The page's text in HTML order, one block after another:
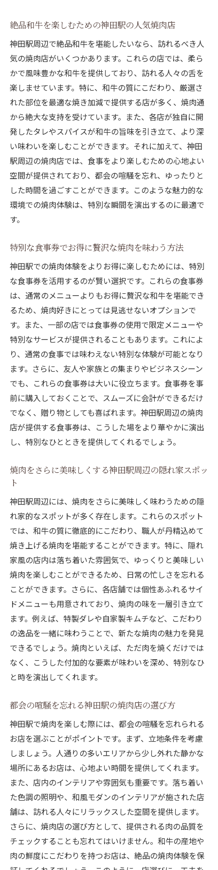
和牛の香り漂う神田駅での理想的な夜の過
焼肉食事券で叶える神田駅の特別体験
神田駅で使える焼肉食事券の魅力と活用法
香ばしい和牛を堪能するための食事券の選
び方
心に残る焼肉体験を贈る食事券のおすすめ
焼肉食事券で楽しむ神田駅の特別な焼肉店
リスト
神田駅での焼肉体験を倍増させる食事券の
使い方
特別なひとときを演出する焼肉食事券の活
用法
神田駅で味わう絶品和牛の秘密
ト5
魅力的な和牛の香りで満たされる神田駅の
魅力
和牛の極上の香りを堪能する神田駅での焼
肉体験
神田駅の魅力を引き立てる和牛の香ばしさ
香ばしい和牛がもたらす神田駅での贅沢時
間
都会の喧騒を忘れて焼肉に浸る贅沢なひととき
心安らぐ空間で焼肉を楽しむ神田駅の魅力
都会の忙しさを忘れる神田駅の焼肉店の選
び方
焼肉で心を癒す神田駅の隠れ家的スポット
心地よい時間を演出する神田駅の焼肉体験
神田駅での焼肉体験で得られる心のリセッ
ト
特別な食事券で楽しむ神田駅の焼肉体験
神田駅での焼肉体験を充実させる食事券の
選び方
焼肉ファン必見！神田駅で活用できる特別
食事券
食事券で楽しむ神田駅の焼肉の新しい楽し
み方
神田駅の特別な焼肉体験を支える食事券
食事券が叶える神田駅での贅沢な焼肉時間
事券
友人と共有する神田駅での究極の焼肉時間
友人と過ごす神田駅の焼肉店での特別な夜
友情が深まる神田駅での焼肉体験の楽しみ
方
神田駅で友人と共に楽しむ焼肉の選び方
焼肉を通じて友人と絆を深める神田駅の魅
力
神田駅の焼肉店で友人と過ごす思い出作り
究極の焼肉を友人と共有する神田駅での贅
絶品和牛を楽しむための神田駅の人気焼肉店
神田駅周辺で絶品和牛を堪能したいなら、訪れるべき人
気の焼肉店がいくつかあります。これらの店では、柔ら
かで風味豊かな和牛を提供しており、訪れる人々の舌を
楽しませています。特に、和牛の質にこだわり、厳選さ
れた部位を最適な焼き加減で提供する店が多く、焼肉通
から絶大な支持を受けています。また、各店が独自に開
発したタレやスパイスが和牛の旨味を引き立て、より深
い味わいを楽しむことができます。それに加えて、神田
駅周辺の焼肉店では、食事をより楽しむための心地よい
空間が提供されており、都会の喧騒を忘れ、ゆったりと
した時間を過ごすことができます。このような魅力的な
環境での焼肉体験は、特別な瞬間を演出するのに最適で
す。
特別な食事券でお得に贅沢な焼肉を味わう方法
神田駅での焼肉体験をよりお得に楽しむためには、特別
な食事券を活用するのが賢い選択です。これらの食事券
は、通常のメニューよりもお得に贅沢な和牛を堪能でき
るため、焼肉好きにとっては見逃せないオプションで
す。また、一部の店では食事券の使用で限定メニューや
特別なサービスが提供されることもあります。これによ
り、通常の食事では味わえない特別な体験が可能となり
ます。さらに、友人や家族との集まりやビジネスシーン
でも、これらの食事券は大いに役立ちます。食事券を事
前に購入しておくことで、スムーズに会計ができるだけ
でなく、贈り物としても喜ばれます。神田駅周辺の焼肉
店が提供する食事券は、こうした場をより華やかに演出
し、特別なひとときを提供してくれるでしょう。
焼肉をさらに美味しくする神田駅周辺の隠れ家スポッ
ト
神田駅周辺には、焼肉をさらに美味しく味わうための隠
れ家的なスポットが多く存在します。これらのスポット
では、和牛の質に徹底的にこだわり、職人が丹精込めて
焼き上げる焼肉を堪能することができます。特に、隠れ
家風の店内は落ち着いた雰囲気で、ゆっくりと美味しい
焼肉を楽しむことができるため、日常の忙しさを忘れる
ことができます。さらに、各店舗では個性あふれるサイ
ドメニューも用意されており、焼肉の味を一層引き立て
ます。例えば、特製ダレや自家製キムチなど、こだわり
の逸品を一緒に味わうことで、新たな焼肉の魅力を発見
できるでしょう。焼肉といえば、ただ肉を焼くだけでは
なく、こうした付加的な要素が味わいを深め、特別なひ
と時を演出してくれます。
都会の喧騒を忘れる神田駅の焼肉店の選び方
神田駅で焼肉を楽しむ際には、都会の喧騒を忘れられる
お店を選ぶことがポイントです。まず、立地条件を考慮
しましょう。人通りの多いエリアから少し外れた静かな
場所にあるお店は、心地よい時間を提供してくれます。
また、店内のインテリアや雰囲気も重要です。落ち着い
た色調の照明や、和風モダンのインテリアが施された店
舗は、訪れる人々にリラックスした空間を提供します。
さらに、焼肉店の選び方として、提供される肉の品質を
チェックすることも忘れてはいけません。和牛の産地や
肉の鮮度にこだわりを持つお店は、絶品の焼肉体験を保